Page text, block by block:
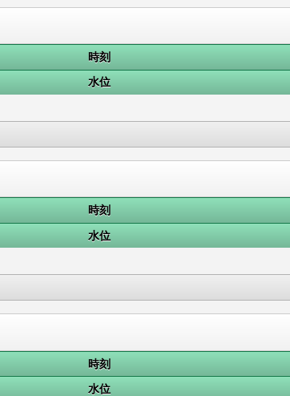
時刻
水位
時刻
水位
時刻
水位